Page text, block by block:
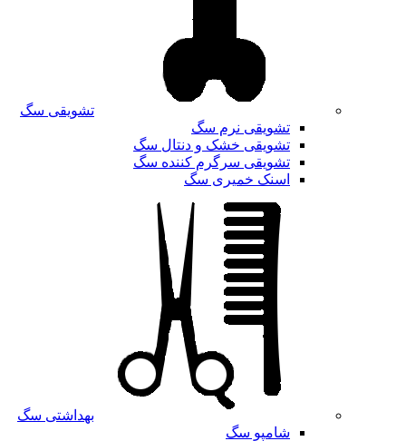
تشویقی سگ
تشویقی نرم سگ
تشویقی خشک و دنتال سگ
تشویقی سرگرم کننده سگ
اسنک خمیری سگ
بهداشتی سگ
شامپو سگ